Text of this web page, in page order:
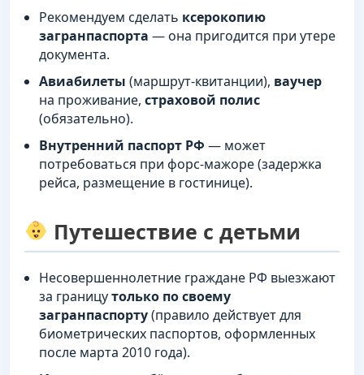
Рекомендуем сделать ксерокопию
загранпаспорта — она пригодится при утере
документа.
Авиабилеты (маршрут-квитанции), ваучер
на проживание, страховой полис
(обязательно).
Внутренний паспорт РФ — может
потребоваться при форс-мажоре (задержка
рейса, размещение в гостинице).
Путешествие с детьми
Несовершеннолетние граждане РФ выезжают
за границутолько по своему
загранпаспорту(правило действует для
биометрических паспортов, оформленных
после марта 2010 года).